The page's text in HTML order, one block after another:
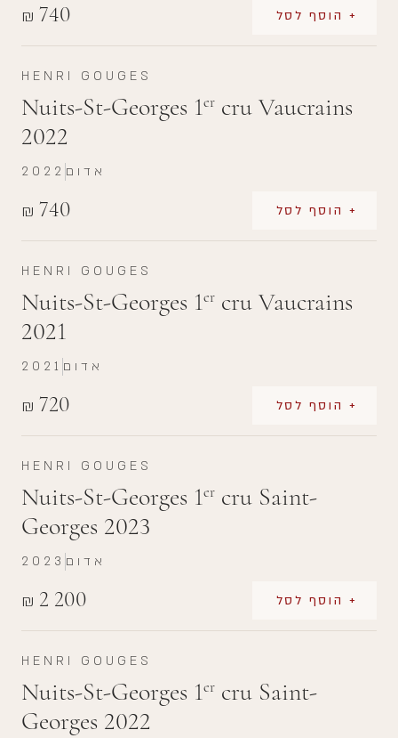
₪ 740 + הוסף לסל
HENRI GOUGES
Nuits-St-Georges 1er cru Vaucrains
2022
₪ 740 + הוסף לסל
2022 אדום
HENRI GOUGES
Nuits-St-Georges 1er cru Vaucrains
2021
₪ 720 + הוסף לסל
2021 אדום
HENRI GOUGES
Nuits-St-Georges 1er cru Saint-
Georges 2023
₪ 2 200 + הוסף לסל
2023 אדום
HENRI GOUGES
Nuits-St-Georges 1er cru Saint-
Georges 2022